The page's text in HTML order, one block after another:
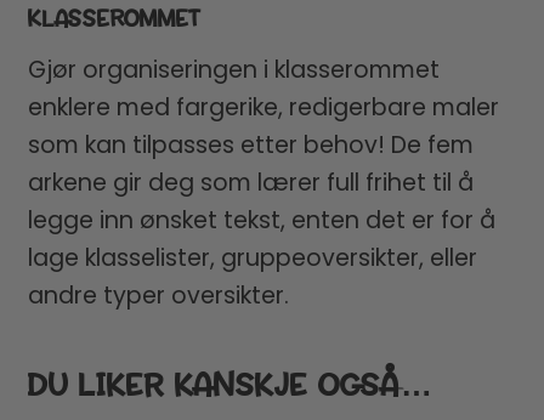
KLASSEROMMET
Gjør organiseringen i klasserommet
enklere med fargerike, redigerbare maler
som kan tilpasses etter behov! De fem
arkene gir deg som lærer full frihet til å
legge inn ønsket tekst, enten det er for å
lage klasselister, gruppeoversikter, eller
andre typer oversikter.
DU LIKER KANSKJE OGSÅ…